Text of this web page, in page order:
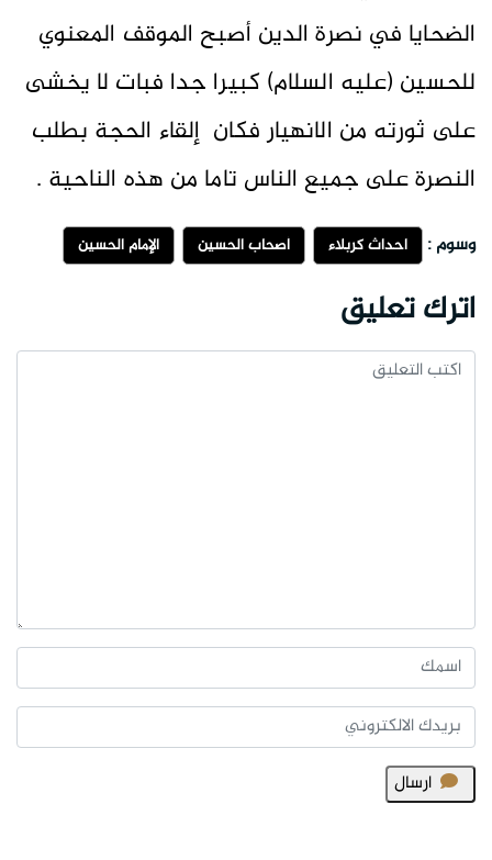
الضحايا في نصرة الدين أصبح الموقف المعنوي
للحسين (عليه السلام) كبيرا جدا فبات لا يخشى
على ثورته من الانهيار فكان إلقاء الحجة بطلب
النصرة على جميع الناس تاما من هذه الناحية .
وسوم : احداث كربلاء أصحاب الحسين الإمام الحسين
اترك تعليق
ارسال